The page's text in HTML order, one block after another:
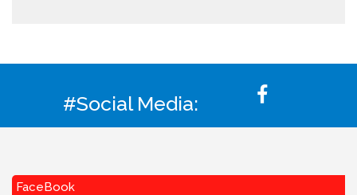
#Social Media:
FaceBook